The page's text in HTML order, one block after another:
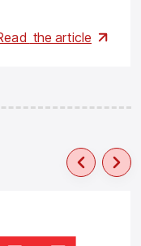
the article